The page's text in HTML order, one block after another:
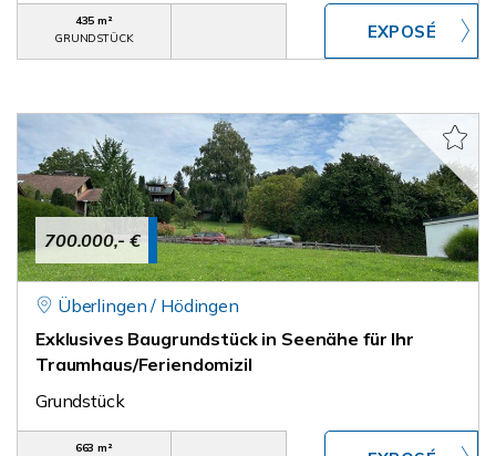
435 m²
GRUNDSTÜCK
700.000,- €
Überlingen / Hödingen
Exklusives Baugrundstück in Seenähe für Ihr
Traumhaus/Feriendomizil
Grundstück
663 m²